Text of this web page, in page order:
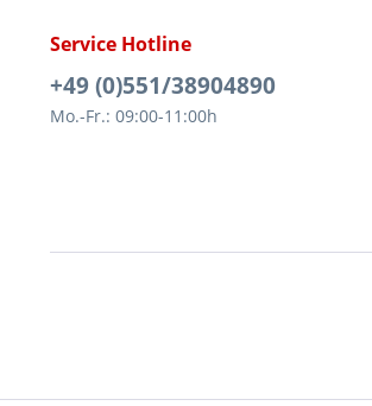
Service Hotline
+49 (0)551/38904890
Mo.-Fr.: 09:00-11:00h